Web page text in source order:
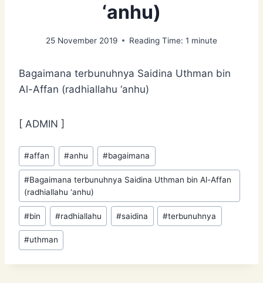
‘anhu)
25 November 2019 Reading Time: 1 minute
Bagaimana terbunuhnya Saidina Uthman bin
Al-Affan (radhiallahu ‘anhu)
[ ADMIN ]
Post
Tags:
#affan #anhu #bagaimana
#Bagaimana terbunuhnya Saidina Uthman bin Al-Affan
(radhiallahu ‘anhu)
#bin #radhiallahu #saidina #terbunuhnya
#uthman